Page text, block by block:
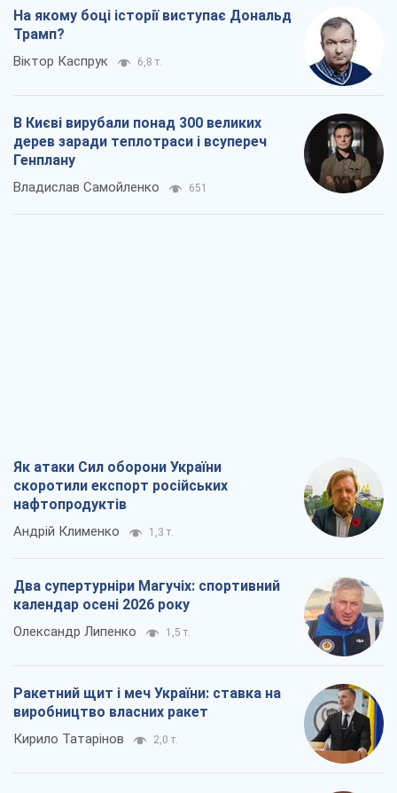
На якому боці історії виступає Дональд
Трамп?
Віктор Каспрук 6,8 т.
В Києві вирубали понад 300 великих
дерев заради теплотраси і всупереч
Генплану
Владислав Самойленко 651
Як атаки Сил оборони України
скоротили експорт російських
нафтопродуктів
Андрій Клименко 1,3 т.
Два супертурніри Магучіх: спортивний
календар осені 2026 року
Олександр Липенко 1,5 т.
Ракетний щит і меч України: ставка на
виробництво власних ракет
Кирило Татарінов 2,0 т.